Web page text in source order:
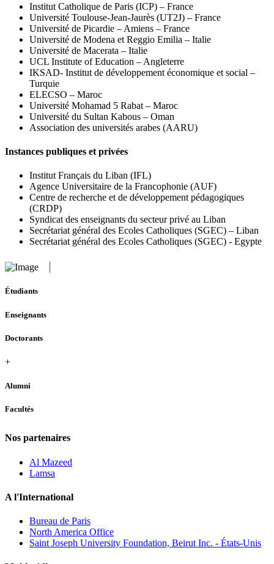
Institut Catholique de Paris (ICP) – France
Université Toulouse-Jean-Jaurès (UT2J) – France
Université de Picardie – Amiens – France
Université de Modena et Reggio Emilia – Italie
Université de Macerata – Italie
UCL Institute of Education – Angleterre
IKSAD- Institut de développement économique et social –
Turquie
ELECSO – Maroc
Université Mohamad 5 Rabat – Maroc
Université du Sultan Kabous – Oman
Association des universités arabes (AARU)
Instances publiques et privées
Institut Français du Liban (IFL)
Agence Universitaire de la Francophonie (AUF)
Centre de recherche et de développement pédagogiques
(CRDP)
Syndicat des enseignants du secteur privé au Liban
Secrétariat général des Ecoles Catholiques (SGEC) – Liban
Secrétariat général des Ecoles Catholiques (SGEC) - Egypte
Étudiants
Enseignants
Doctorants
+
Alumni
Facultés
Nos partenaires
Al Mazeed
Lamsa
A l'International
Bureau de Paris
North America Office
Saint Joseph University Foundation, Beirut Inc. - États-Unis